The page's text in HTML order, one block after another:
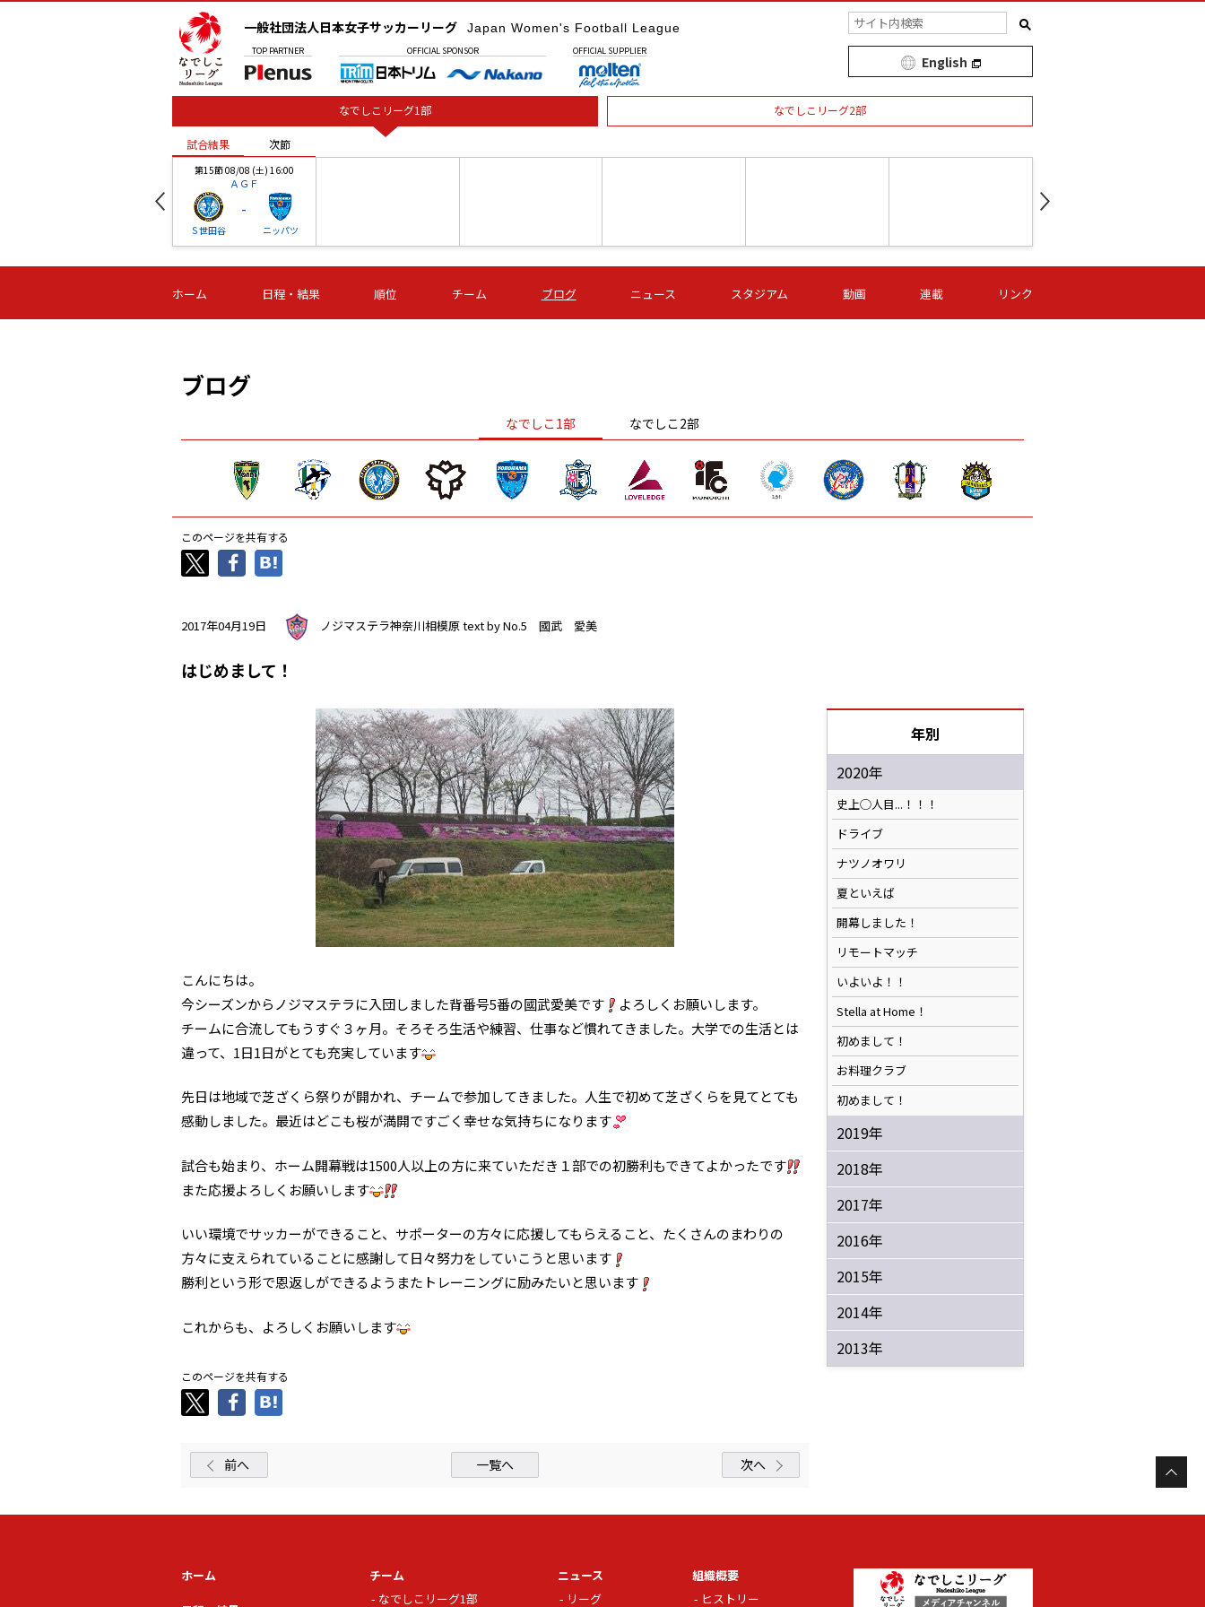
一般社団法人日本女子サッカーリーグ Japan Women's Football League
TOP PARTNER OFFICIAL SPONSOR OFFICIAL SUPPLIER
English
なでしこリーグ1部 なでしこリーグ2部
試合結果 次節
第15節 08/08 (土) 16:00
ＡＧＦ
Ｓ世田谷
-
ニッパツ
-
第16節 09/05 (土) 15:00
ニッパツ
-
第16節 09/05 (土) 15:00
石人の星
-
第16節 09/05 (土) 16:00
ＡＧＦ
-
いちご
-
第16節 09/06 (日) 15:00
-
第16節 09/06 (日) 15:00
- -
試合結果 次節
ホーム 日程・結果 順位 チーム ブログ ニュース スタジアム 動画 連載 リンク
ブログ
なでしこ1部 なでしこ2部
このページを共有する
2017年04月19日 ノジマステラ神奈川相模原text by No.5 國武 愛美
はじめまして！
こんにちは。
今シーズンからノジマステラに入団しました背番号5番の國武愛美です
よろしくお願いします。
チームに合流してもうすぐ３ヶ月。そろそろ生活や練習、仕事など慣れてきました。大学での生活とは
違って、1日1日がとても充実しています
先日は地域で芝ざくら祭りが開かれ、チームで参加してきました。人生で初めて芝ざくらを見てとても
感動しました。最近はどこも桜が満開ですごく幸せな気持ちになります
試合も始まり、ホーム開幕戦は1500人以上の方に来ていただき１部での初勝利もできてよかったです
また応援よろしくお願いします
いい環境でサッカーができること、サポーターの方々に応援してもらえること、たくさんのまわりの
方々に支えられていることに感謝して日々努力をしていこうと思います
勝利という形で恩返しができるようまたトレーニングに励みたいと思います
これからも、よろしくお願いします
このページを共有する
前へ 一覧へ 次へ
年別
2020年
史上◯人目...！！！
ドライブ
ナツノオワリ
夏といえば
開幕しました！
リモートマッチ
いよいよ！！
Stella at Home！
初めまして！
お料理クラブ
初めまして！
2019年
2018年
2017年
2016年
2015年
2014年
2013年
ホーム
チーム
なでしこリーグ1部
ニュース
リーグ
組織概要
ヒストリー